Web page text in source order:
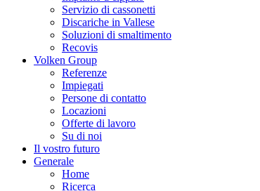
Servizio di cassonetti
Discariche in Vallese
Soluzioni di smaltimento
Recovis
Volken Group
Referenze
Impiegati
Persone di contatto
Locazioni
Offerte di lavoro
Su di noi
Il vostro futuro
Generale
Home
Ricerca